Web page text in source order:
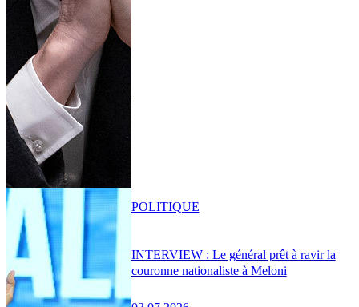
INTERVIEW : Le général prêt à ravir la
couronne nationaliste à Meloni
POLITIQUE